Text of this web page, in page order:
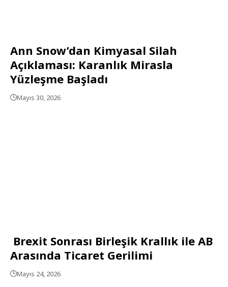
Ann Snow’dan Kimyasal Silah
Açıklaması: Karanlık Mirasla
Yüzleşme Başladı
Mayıs 30, 2026
Brexit Sonrası Birleşik Krallık ile AB
Arasında Ticaret Gerilimi
Mayıs 24, 2026